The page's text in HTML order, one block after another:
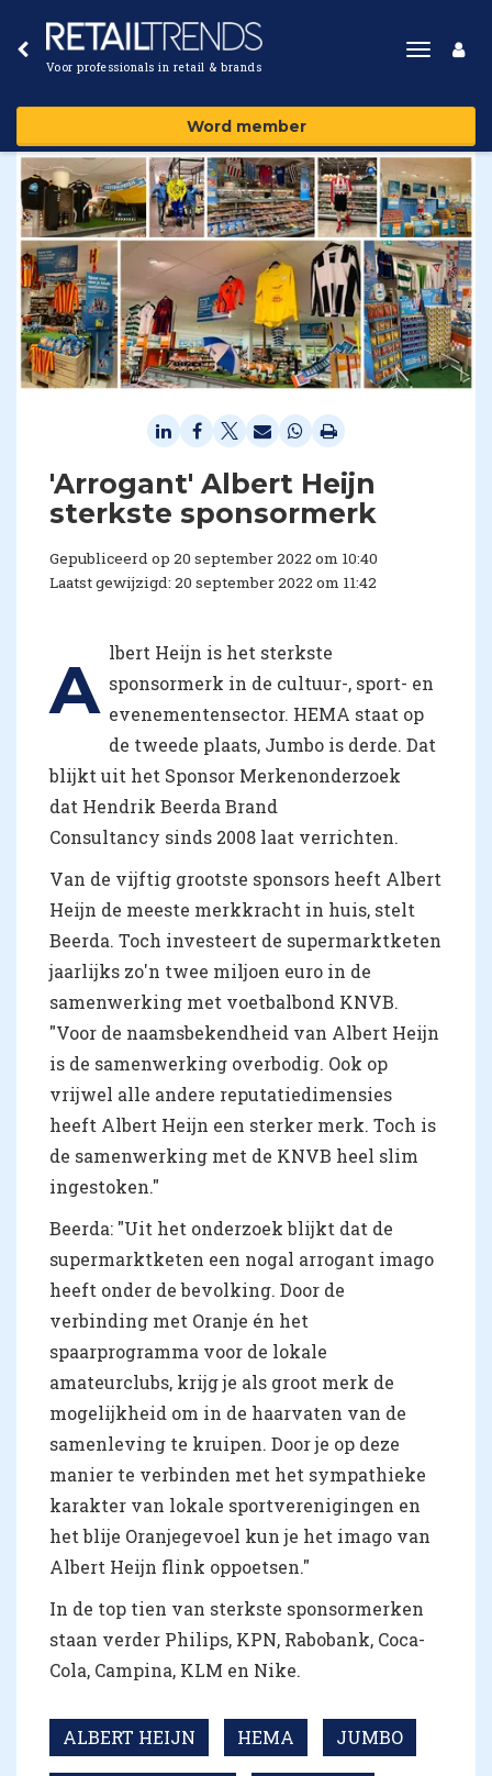
Voor professionals in retail & brands
Toggle
Word member
'Arrogant' Albert Heijn
sterkste sponsormerk
Gepubliceerd op 20 september 2022 om 10:40
Laatst gewijzigd: 20 september 2022 om 11:42
A lbert Heijn is het sterkste
sponsormerk in de cultuur-, sport- en
evenementensector. HEMA staat op
de tweede plaats, Jumbo is derde. Dat
blijkt uit het Sponsor Merkenonderzoek
dat Hendrik Beerda Brand
Consultancy sinds 2008 laat verrichten.
Van de vijftig grootste sponsors heeft Albert
Heijn de meeste merkkracht in huis, stelt
Beerda. Toch investeert de supermarktketen
jaarlijks zo'n twee miljoen euro in de
samenwerking met voetbalbond KNVB.
"Voor de naamsbekendheid van Albert Heijn
is de samenwerking overbodig. Ook op
vrijwel alle andere reputatiedimensies
heeft Albert Heijn een sterker merk. Toch is
de samenwerking met de KNVB heel slim
ingestoken."
Beerda: "Uit het onderzoek blijkt dat de
supermarktketen een nogal arrogant imago
heeft onder de bevolking. Door de
verbinding met Oranje én het
spaarprogramma voor de lokale
amateurclubs, krijg je als groot merk de
mogelijkheid om in de haarvaten van de
samenleving te kruipen. Door je op deze
manier te verbinden met het sympathieke
karakter van lokale sportverenigingen en
het blije Oranjegevoel kun je het imago van
Albert Heijn flink oppoetsen."
In de top tien van sterkste sponsormerken
staan verder Philips, KPN, Rabobank, Coca-
Cola, Campina, KLM en Nike.
ALBERT HEIJN HEMA JUMBO